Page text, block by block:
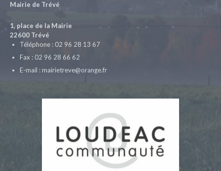
Mairie de Trévé
1, place de la Mairie
22600 Trévé
Téléphone : 02 96 28 13 67
Fax : 02 96 28 66 62
E-mail : mairietreve@orange.fr